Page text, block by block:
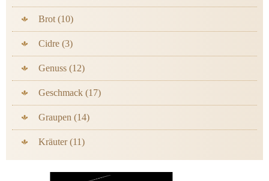
Brot (10)
Cidre (3)
Genuss (12)
Geschmack (17)
Graupen (14)
Kräuter (11)